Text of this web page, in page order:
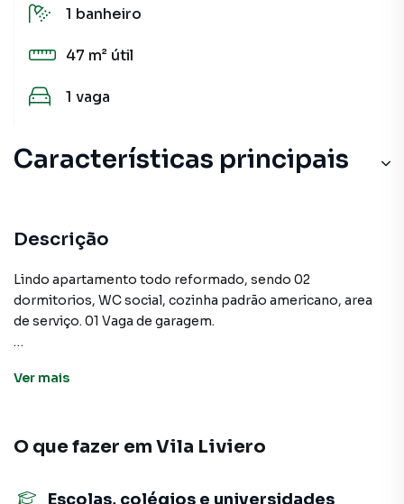
1 banheiro
47 m² útil
1 vaga
Características principais
Descrição
Lindo apartamento todo reformado, sendo 02
dormitorios, WC social, cozinha padrão americano, area
de serviço. 01 Vaga de garagem.
Apartamento para Venda em região valorizada do bairro
Paulo? Entre em contato com nossa equipe.
Ver mais
O que fazer em Vila Liviero
Escolas, colégios e universidades